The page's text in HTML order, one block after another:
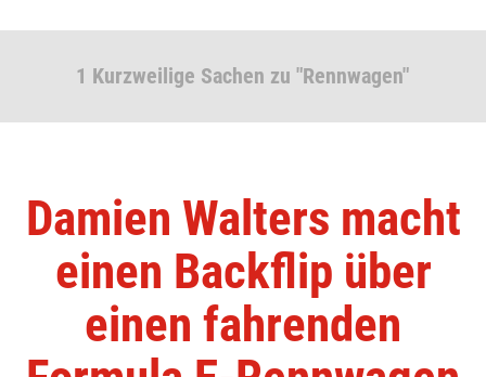
1 Kurzweilige Sachen zu "Rennwagen"
Damien Walters macht
einen Backflip über
einen fahrenden